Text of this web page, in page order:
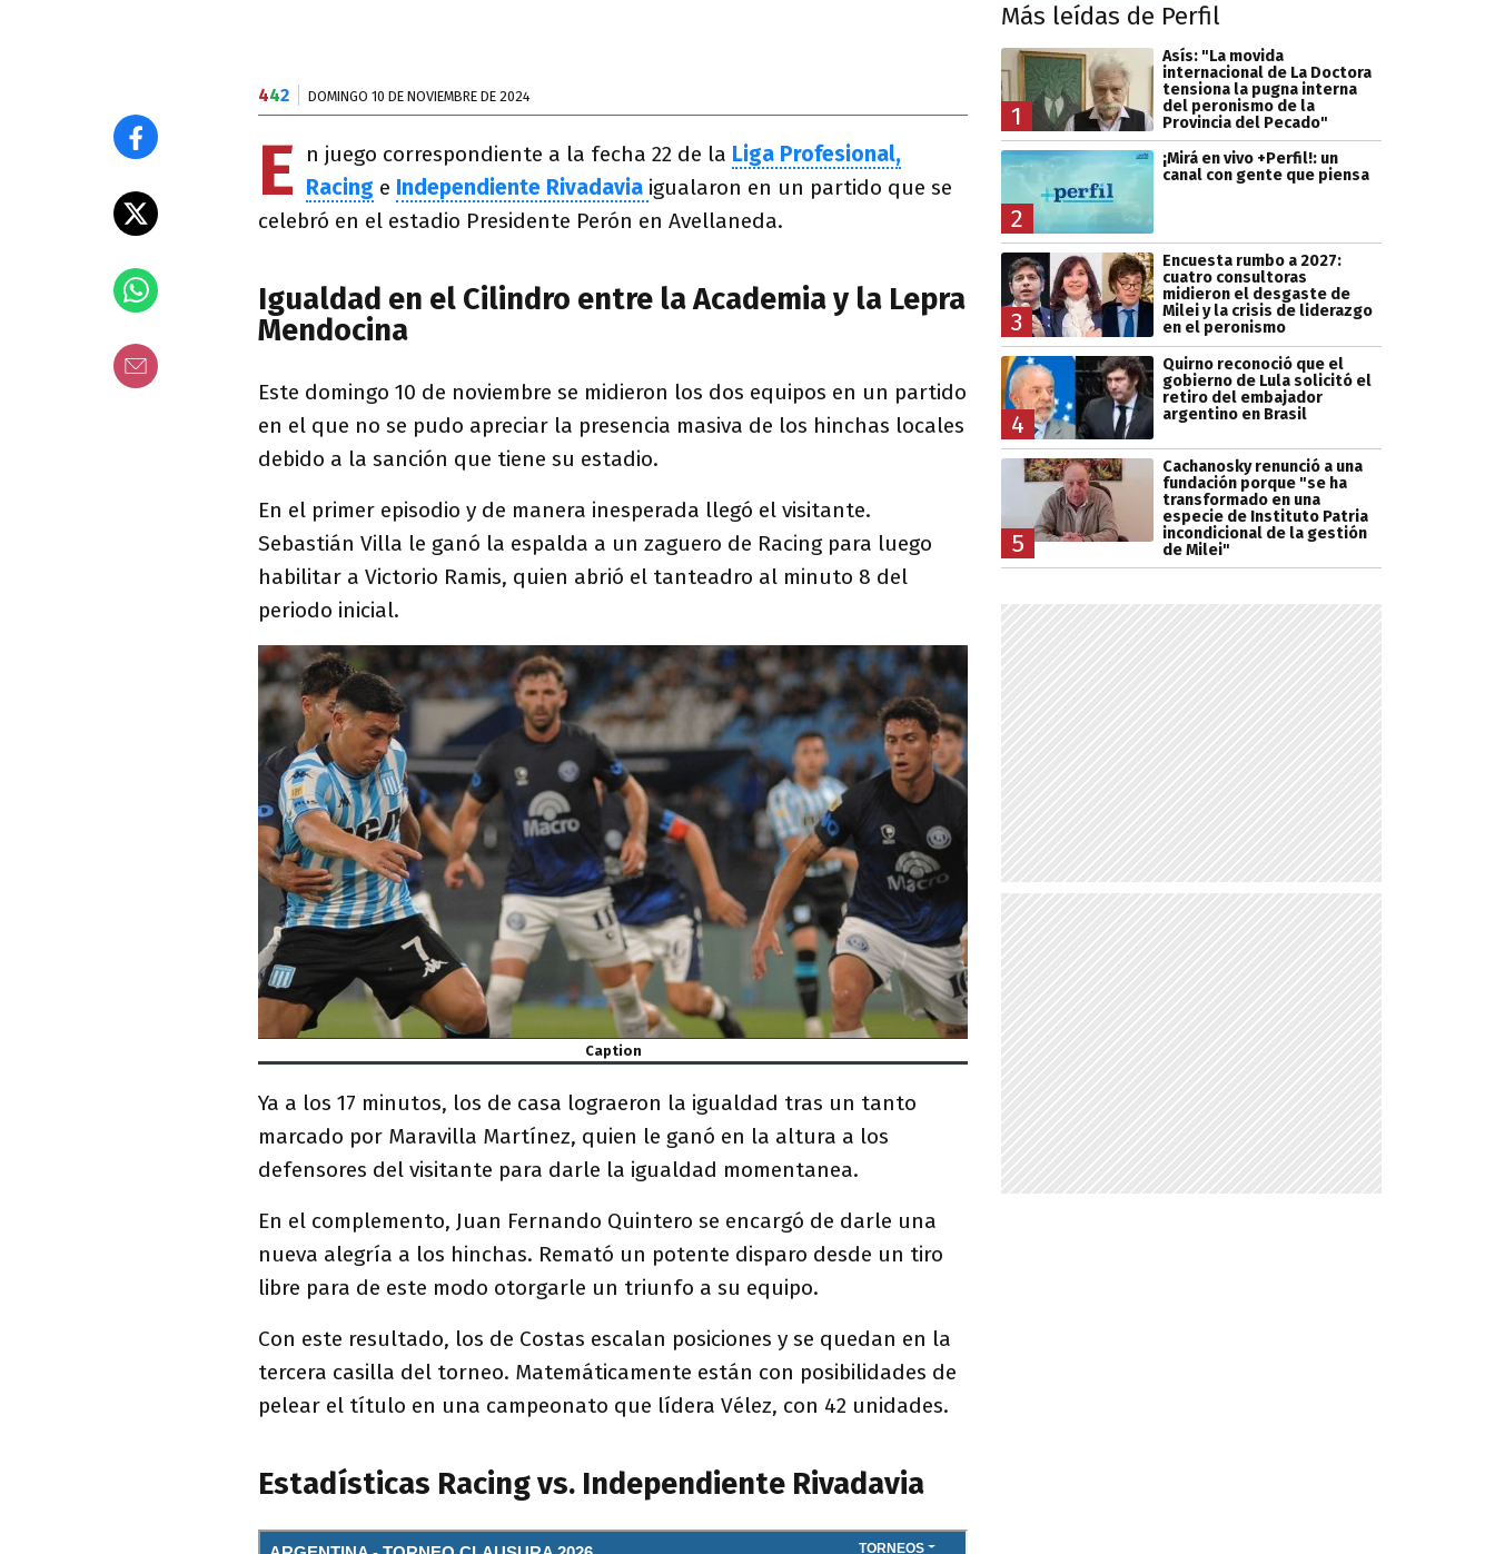
442 DOMINGO 10 DE NOVIEMBRE DE 2024
E n juego correspondiente a la fecha 22 de la Liga Profesional,
Racing e Independiente Rivadavia igualaron en un partido que se
celebró en el estadio Presidente Perón en Avellaneda.
Igualdad en el Cilindro entre la Academia y la Lepra
Mendocina
Este domingo 10 de noviembre se midieron los dos equipos en un partido
en el que no se pudo apreciar la presencia masiva de los hinchas locales
debido a la sanción que tiene su estadio.
En el primer episodio y de manera inesperada llegó el visitante.
Sebastián Villa le ganó la espalda a un zaguero de Racing para luego
habilitar a Victorio Ramis, quien abrió el tanteadro al minuto 8 del
periodo inicial.
Caption
Ya a los 17 minutos, los de casa lograeron la igualdad tras un tanto
marcado por Maravilla Martínez, quien le ganó en la altura a los
defensores del visitante para darle la igualdad momentanea.
En el complemento, Juan Fernando Quintero se encargó de darle una
nueva alegría a los hinchas. Remató un potente disparo desde un tiro
libre para de este modo otorgarle un triunfo a su equipo.
Con este resultado, los de Costas escalan posiciones y se quedan en la
tercera casilla del torneo. Matemáticamente están con posibilidades de
pelear el título en una campeonato que lídera Vélez, con 42 unidades.
Estadísticas Racing vs. Independiente Rivadavia
Más leídas de Perfil
1
Asís: "La movida
internacional de La Doctora
tensiona la pugna interna
del peronismo de la
Provincia del Pecado"
2
¡Mirá en vivo +Perfil!: un
canal con gente que piensa
3
Encuesta rumbo a 2027:
cuatro consultoras
midieron el desgaste de
Milei y la crisis de liderazgo
en el peronismo
4
Quirno reconoció que el
gobierno de Lula solicitó el
retiro del embajador
argentino en Brasil
5
Cachanosky renunció a una
fundación porque "se ha
transformado en una
especie de Instituto Patria
incondicional de la gestión
de Milei"